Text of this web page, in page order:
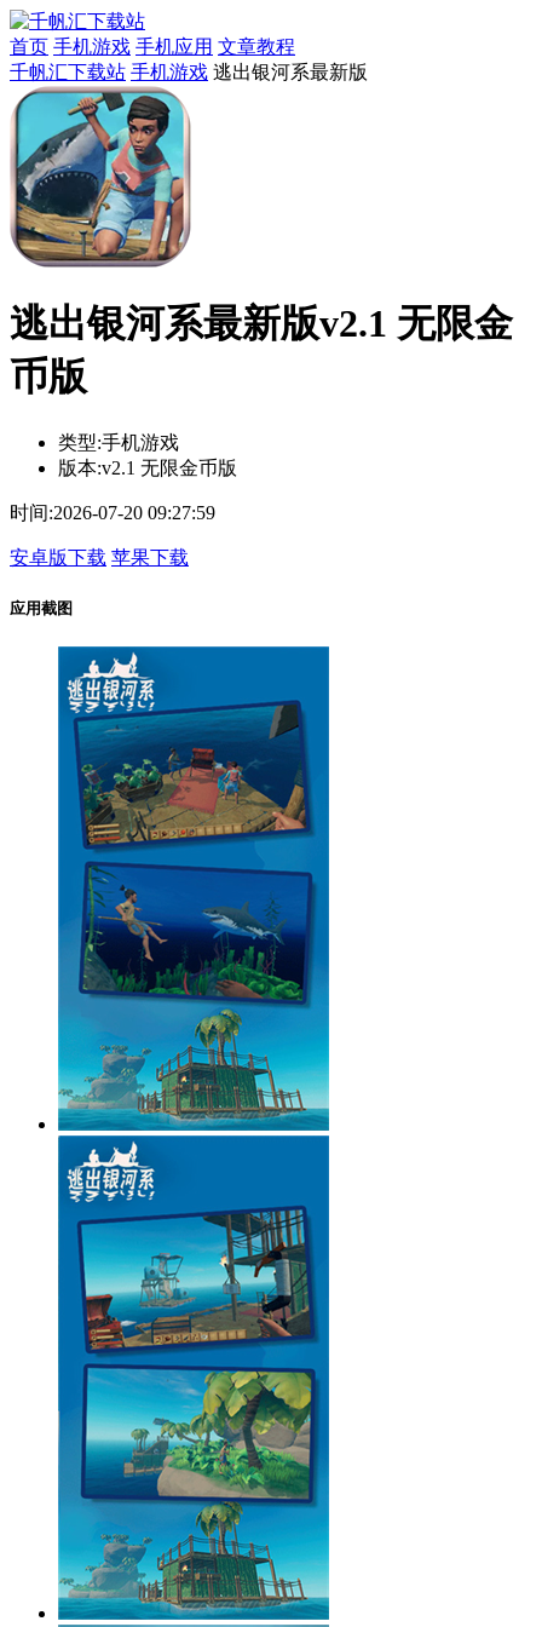
首页 手机游戏 手机应用 文章教程
千帆汇下载站 手机游戏 逃出银河系最新版
逃出银河系最新版v2.1 无限金
币版
类型:手机游戏
版本:v2.1 无限金币版
时间:2026-07-20 09:27:59
安卓版下载 苹果下载
应用截图